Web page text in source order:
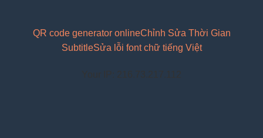
QR code generator onlineChỉnh Sửa Thời Gian
SubtitleSửa lỗi font chữ tiếng Việt